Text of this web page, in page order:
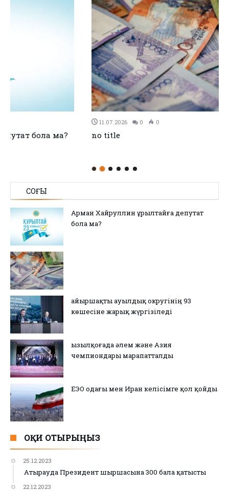
no title
СОҢҒЫ
Арман Хайруллин Құрылтайға депутат
бола ма?
Қайыршақты ауылдық округінің 93
көшесіне жарық жүргізіледі
Қызылқоғада әлем және Азия
чемпиондары марапатталды
ЕЭО одағы мен Иран келісімге қол қойды
ОҚИ ОТЫРЫҢЫЗ
25.12.2023
Атырауда Президент шыршасына 300 бала қатысты
22.12.2023